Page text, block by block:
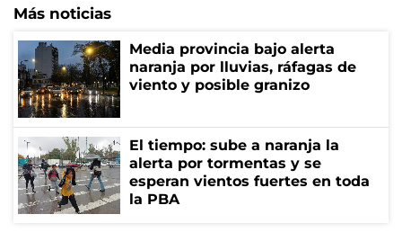
Más noticias
Media provincia bajo alerta
naranja por lluvias, ráfagas de
viento y posible granizo
El tiempo: sube a naranja la
alerta por tormentas y se
esperan vientos fuertes en toda
la PBA